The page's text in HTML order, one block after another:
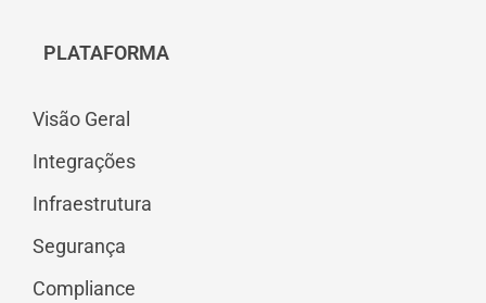
PLATAFORMA
Visão Geral
Integrações
Infraestrutura
Segurança
Compliance